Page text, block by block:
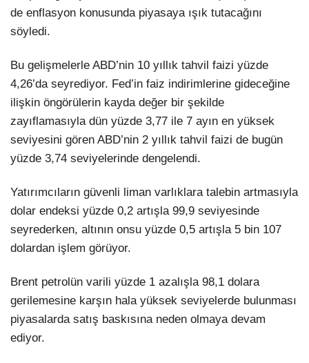
de enflasyon konusunda piyasaya ışık tutacağını
söyledi.
Bu gelişmelerle ABD’nin 10 yıllık tahvil faizi yüzde
4,26’da seyrediyor. Fed’in faiz indirimlerine gideceğine
ilişkin öngörülerin kayda değer bir şekilde
zayıflamasıyla dün yüzde 3,77 ile 7 ayın en yüksek
seviyesini gören ABD’nin 2 yıllık tahvil faizi de bugün
yüzde 3,74 seviyelerinde dengelendi.
Yatırımcıların güvenli liman varlıklara talebin artmasıyla
dolar endeksi yüzde 0,2 artışla 99,9 seviyesinde
seyrederken, altının onsu yüzde 0,5 artışla 5 bin 107
dolardan işlem görüyor.
Brent petrolün varili yüzde 1 azalışla 98,1 dolara
gerilemesine karşın hala yüksek seviyelerde bulunması
piyasalarda satış baskısına neden olmaya devam
ediyor.